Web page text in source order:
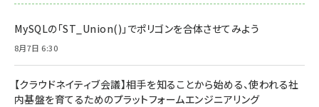
MySQLの「ST_Union()」でポリゴンを合体させてみよう
8月7日 6:30
【クラウドネイティブ会議】相手を知ることから始める、使われる社
内基盤を育てるためのプラットフォームエンジニアリング